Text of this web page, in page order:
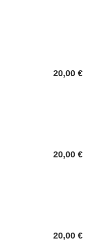
20,00 €
20,00 €
20,00 €